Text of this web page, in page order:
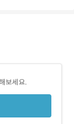
보세요.